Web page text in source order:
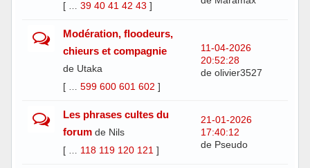
[
39 40 41 42 43 ]
Modération, floodeurs,
chieurs et compagnie
de Utaka
[
599 600 601 602 ]
11-04-2026
20:52:28
de olivier3527
Les phrases cultes du
forum de Nils
[
118 119 120 121 ]
21-01-2026
17:40:12
de Pseudo